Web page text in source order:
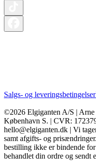
Salgs- og leveringsbetingelser
©2026 Elgiganten A/S | Arne
København S. | CVR:
hello@elgiganten.dk | Vi
samt afgifts- og
bestilling ikke er bindende
behandlet din ordre og sendt